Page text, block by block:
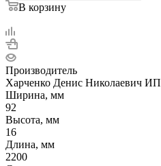
В корзину
Производитель
Харченко Денис Николаевич ИП
Ширина, мм
92
Высота, мм
16
Длина, мм
2200